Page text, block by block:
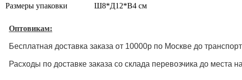
Размеры упаковки
Ш8*Д12*В4 см
Оптовикам:
Бесплатная доставка заказа от 10000р по Москве до
Расходы по доставке заказа со склада перевозчика до места